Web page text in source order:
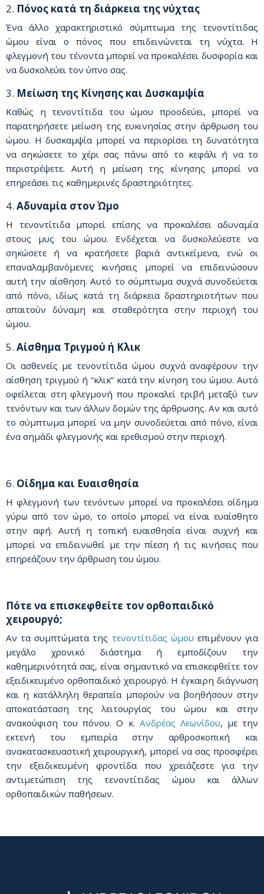
2. Πόνος κατά τη διάρκεια της νύχτας
Ένα άλλο χαρακτηριστικό σύμπτωμα της τενοντίτιδας
ώμου είναι ο πόνος που επιδεινώνεται τη νύχτα. Η
φλεγμονή του τένοντα μπορεί να προκαλέσει δυσφορία και
να δυσκολεύει τον ύπνο σας.
3. Μείωση της Κίνησης και Δυσκαμψία
Καθώς η τενοντίτιδα του ώμου προοδεύει, μπορεί να
παρατηρήσετε μείωση της ευκινησίας στην άρθρωση του
ώμου. Η δυσκαμψία μπορεί να περιορίσει τη δυνατότητα
να σηκώσετε το χέρι σας πάνω από το κεφάλι ή να το
περιστρέψετε. Αυτή η μείωση της κίνησης μπορεί να
επηρεάσει τις καθημερινές δραστηριότητες.
4. Αδυναμία στον Ώμο
Η τενοντίτιδα μπορεί επίσης να προκαλέσει αδυναμία
στους μυς του ώμου. Ενδέχεται να δυσκολεύεστε να
σηκώσετε ή να κρατήσετε βαριά αντικείμενα, ενώ οι
επαναλαμβανόμενες κινήσεις μπορεί να επιδεινώσουν
αυτή την αίσθηση. Αυτό το σύμπτωμα συχνά συνοδεύεται
από πόνο, ιδίως κατά τη διάρκεια δραστηριοτήτων που
απαιτούν δύναμη και σταθερότητα στην περιοχή του
ώμου.
5. Αίσθημα Τριγμού ή Κλικ
Οι ασθενείς με τενοντίτιδα ώμου συχνά αναφέρουν την
αίσθηση τριγμού ή “κλικ” κατά την κίνηση του ώμου. Αυτό
οφείλεται στη φλεγμονή που προκαλεί τριβή μεταξύ των
τενόντων και των άλλων δομών της άρθρωσης. Αν και αυτό
το σύμπτωμα μπορεί να μην συνοδεύεται από πόνο, είναι
ένα σημάδι φλεγμονής και ερεθισμού στην περιοχή.
6. Οίδημα και Ευαισθησία
Η φλεγμονή των τενόντων μπορεί να προκαλέσει οίδημα
γύρω από τον ώμο, το οποίο μπορεί να είναι ευαίσθητο
στην αφή. Αυτή η τοπική ευαισθησία είναι συχνή και
μπορεί να επιδεινωθεί με την πίεση ή τις κινήσεις που
επηρεάζουν την άρθρωση του ώμου.
Πότε να επισκεφθείτε τον ορθοπαιδικό
χειρουργό;
Αν τα συμπτώματα της τενοντίτιδας ώμου επιμένουν για
μεγάλο χρονικό διάστημα ή εμποδίζουν την
καθημερινότητά σας, είναι σημαντικό να επισκεφθείτε τον
εξειδικευμένο ορθοπαιδικό χειρουργό. Η έγκαιρη διάγνωση
και η κατάλληλη θεραπεία μπορούν να βοηθήσουν στην
αποκατάσταση της λειτουργίας του ώμου και στην
ανακούφιση του πόνου. Ο κ. Ανδρέας Λεωνίδου, με την
εκτενή του εμπειρία στην αρθροσκοπική και
ανακατασκευαστική χειρουργική, μπορεί να σας προσφέρει
την εξειδικευμένη φροντίδα που χρειάζεστε για την
αντιμετώπιση της τενοντίτιδας ώμου και άλλων
ορθοπαιδικών παθήσεων.